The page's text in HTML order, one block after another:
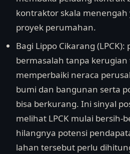
kontraktor skala menengah
proyek perumahan.
Bagi Lippo Cikarang
bermasalah tanpa
memperbaiki neraca
bumi dan bangunan serta
bisa berkurang. Ini sinyal
melihat LPCK mulai bersih-
hilangnya potensi
lahan tersebut perlu